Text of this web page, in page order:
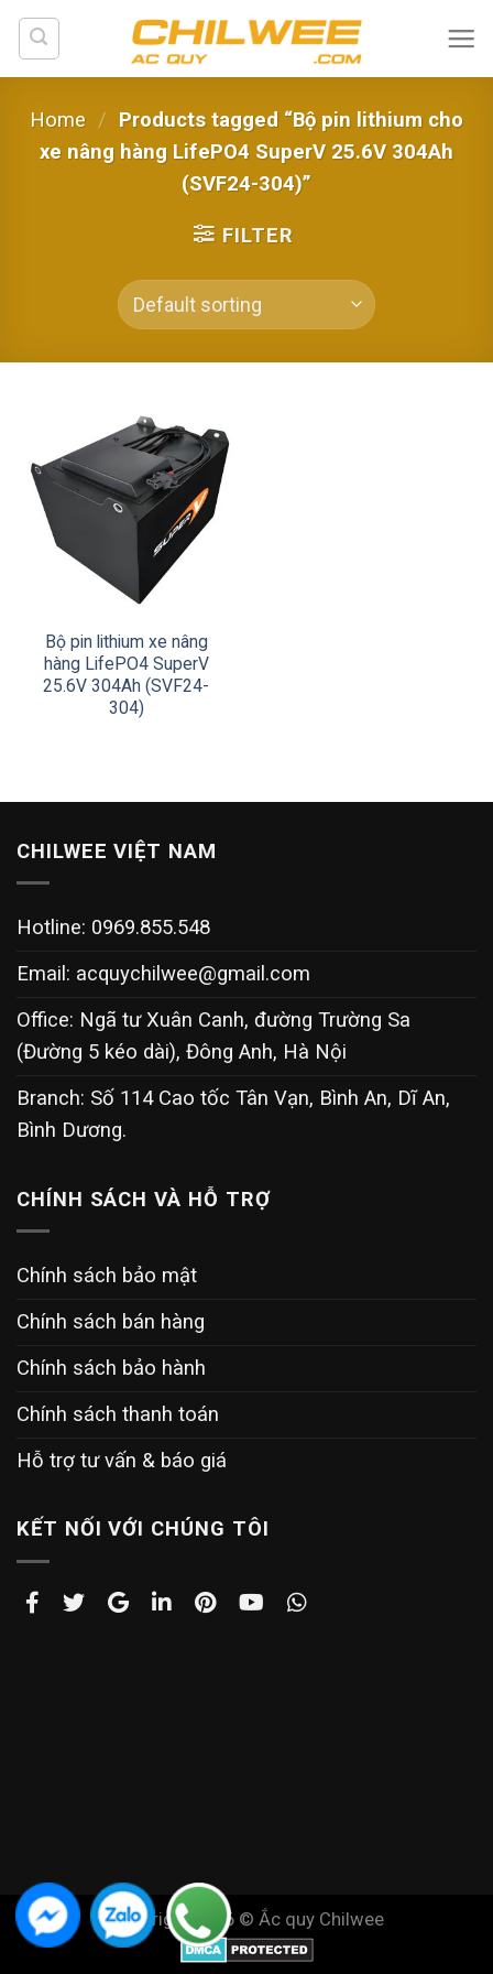
Skip
content
Home / Products tagged “Bộ pin lithium cho
xe nâng hàng LifePO4 SuperV 25.6V 304Ah
(SVF24-304)”
FILTER
Bộ pin lithium xe nâng
hàng LifePO4 SuperV
25.6V 304Ah (SVF24-
304)
CHILWEE VIỆT NAM
Hotline: 0969.855.548
Email: acquychilwee@gmail.com
Office: Ngã tư Xuân Canh, đường Trường Sa
(Đường 5 kéo dài), Đông Anh, Hà Nội
Branch: Số 114 Cao tốc Tân Vạn, Bình An, Dĩ An,
Bình Dương.
CHÍNH SÁCH VÀ HỖ TRỢ
Chính sách bảo mật
Chính sách bán hàng
Chính sách bảo hành
Chính sách thanh toán
Hỗ trợ tư vấn & báo giá
KẾT NỐI VỚI CHÚNG TÔI
Copyright 2026 © Ắc quy Chilwee